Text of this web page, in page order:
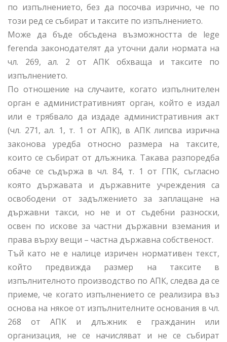
по изпълнението, без да посочва изрично, че по
този ред се събират и таксите по изпълнението.
Може да бъде обсъдена възможността de lege
ferenda законодателят да уточни дали нормата на
чл. 269, ал. 2 от АПК обхваща и таксите по
изпълнението.
По отношение на случаите, когато изпълнителен
орган е административният орган, който е издал
или е трябвало да издаде административния акт
(чл. 271, ал. 1, т. 1 от АПК), в АПК липсва изрична
законова уредба относно размера на таксите,
които се събират от длъжника. Такава разпоредба
обаче се съдържа в чл. 84, т. 1 от ГПК, съгласно
която държавата и държавните учреждения са
освободени от задължението за заплащане на
държавни такси, но не и от съдебни разноски,
освен по искове за частни държавни вземания и
права върху вещи – частна държавна собственост.
Тъй като не е налице изричен нормативен текст,
който предвижда размер на таксите в
изпълнителното производство по АПК, следва да се
приеме, че когато изпълнението се реализира въз
основа на някое от изпълнителните основания в чл.
268 от АПК и длъжник е гражданин или
организация, не се начисляват и не се събират